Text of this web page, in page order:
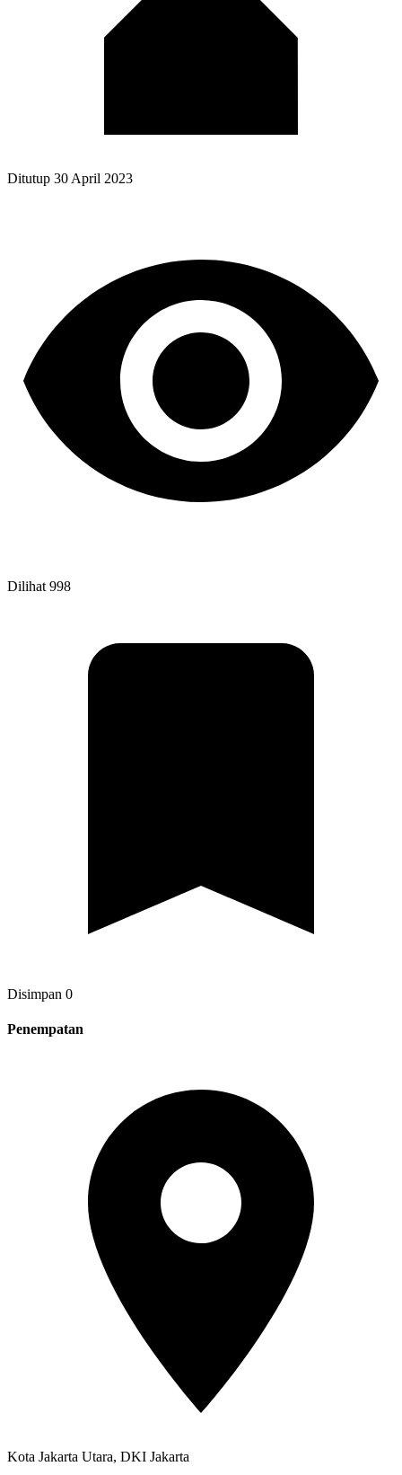
Ditutup 30 April 2023
Dilihat 998
Disimpan 0
Penempatan
Kota Jakarta Utara, DKI Jakarta